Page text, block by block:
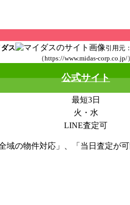
ス
引用元
（https://www.midas-corp.co.jp/）
公式サイト
最短3日
火・水
LINE査定可
域の物件対応」、「当日査定が